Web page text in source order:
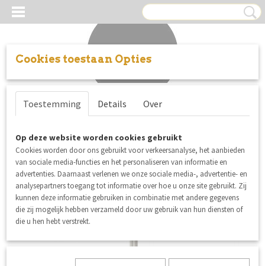
Inloggen Registreren
Cookies toestaan Opties
Toestemming Details Over
Op deze website worden cookies gebruikt
Cookies worden door ons gebruikt voor verkeersanalyse, het aanbieden
van sociale media-functies en het personaliseren van informatie en
advertenties. Daarnaast verlenen we onze sociale media-, advertentie- en
analysepartners toegang tot informatie over hoe u onze site gebruikt. Zij
kunnen deze informatie gebruiken in combinatie met andere gegevens
die zij mogelijk hebben verzameld door uw gebruik van hun diensten of
die u hen hebt verstrekt.